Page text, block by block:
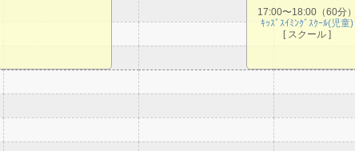
17:00〜18:00（60分）
ｷｯｽﾞｽｲﾐﾝｸﾞｽｸｰﾙ(児童)
[ スクール ]